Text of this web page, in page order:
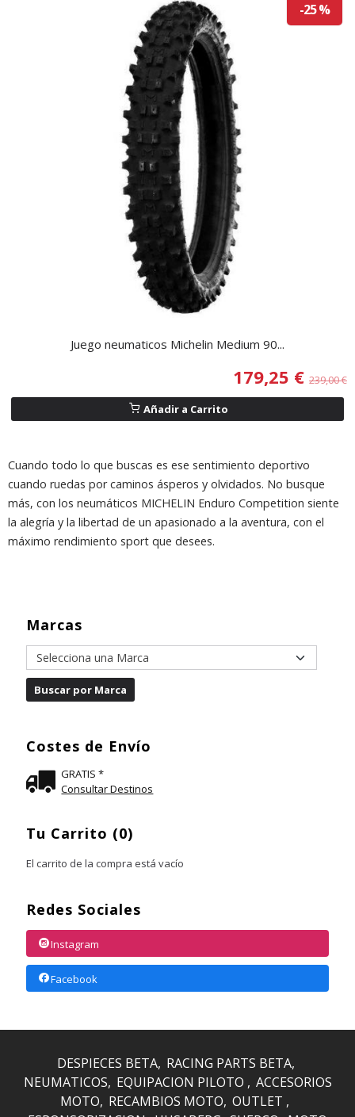
Marcas
Costes de Envío
GRATIS *
Consultar Destinos
Tu Carrito (0)
El carrito de la compra está vacío
Redes Sociales
Instagram
Facebook
-25 %
Juego neumaticos Michelin Medium 90...
179,25 € 239,00 €
Añadir a Carrito
Cuando todo lo que buscas es ese sentimiento deportivo
cuando ruedas por caminos ásperos y olvidados. No busque
más, con los neumáticos MICHELIN Enduro Competition siente
la alegría y la libertad de un apasionado a la aventura, con el
máximo rendimiento sport que desees.
DESPIECES BETA RACING PARTS BETA
NEUMATICOS EQUIPACION PILOTO
ACCESORIOS
MOTO RECAMBIOS MOTO OUTLET